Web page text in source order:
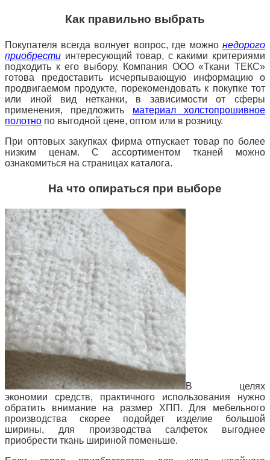
Как правильно выбрать
Покупателя всегда волнует вопрос, где можно недорого
приобрести интересующий товар, с какими критериями
подходить к его выбору. Компания ООО «Ткани ТЕКС»
готова предоставить исчерпывающую информацию о
продвигаемом продукте, порекомендовать к покупке тот
или иной вид нетканки, в зависимости от сферы
применения, предложить материал холстопрошивное
полотно по выгодной цене, оптом или в розницу.
При оптовых закупках фирма отпускает товар по более
низким ценам. С ассортиментом тканей можно
ознакомиться на страницах каталога.
На что опираться при выборе
В целях
экономии средств, практичного использования нужно
обратить внимание на размер ХПП. Для мебельного
производства скорее подойдет изделие большой
ширины, для производства салфеток выгоднее
приобрести ткань шириной поменьше.